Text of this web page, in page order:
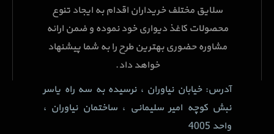
سلایق مختلف خریداران اقدام به ایجاد تنوع
محصولات کاغذ دیواری خود نموده و ضمن ارائه
مشاوره حضوری بهترین طرح را به شما پیشنهاد
خواهد داد.
آدرس: خیابان نیاوران ، نرسیده به سه راه یاسر
نبش کوچه امیر سلیمانی ، ساختمان نیاوران ،
واحد 4005